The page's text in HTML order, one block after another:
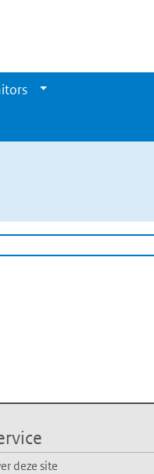
deze site